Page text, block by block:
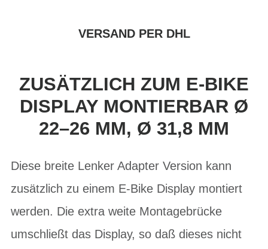
VERSAND PER DHL
ZUSÄTZLICH ZUM E-BIKE
DISPLAY MONTIERBAR Ø
22–26 MM, Ø 31,8 MM
Diese breite Lenker Adapter Version kann
zusätzlich zu einem E-Bike Display montiert
werden. Die extra weite Montagebrücke
umschließt das Display, so daß dieses nicht